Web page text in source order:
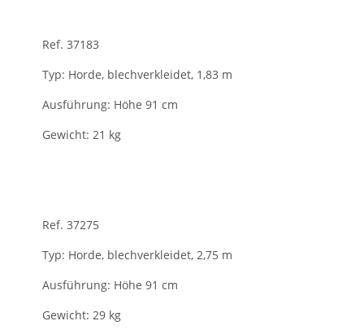
Ref. 37183
Typ: Horde, blechverkleidet, 1,83 m
Ausführung: Höhe 91 cm
Gewicht: 21 kg
Ref. 37275
Typ: Horde, blechverkleidet, 2,75 m
Ausführung: Höhe 91 cm
Gewicht: 29 kg